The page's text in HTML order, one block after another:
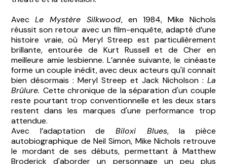
AvecLe Mystère Silkwood, en 1984, Mike Nichols
réussit son retour avec un film-enquête, adapté d’une
histoire vraie, où Meryl Streep est particulièrement
brillante, entourée de Kurt Russell et de Cher en
meilleure amie lesbienne. L’année suivante, le cinéaste
forme un couple inédit, avec deux acteurs qu'il connait
bien désormais : Meryl Streep et Jack Nicholson : La
Brûlure. Cette chronique de la séparation d'un couple
reste pourtant trop conventionnelle et les deux stars
restent dans les marques d'une performance trop
attendue.
Avec l’adaptation de Biloxi Blues, la pièce
autobiographique de Neil Simon, Mike Nichols retrouve
le mordant de ses débuts, permettant à Matthew
Broderick d'aborder un personnage un peu plus